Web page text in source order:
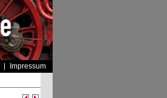
Impressum